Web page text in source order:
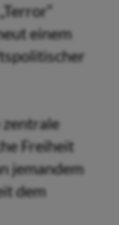
einem
zentrale
Freiheit
jemandem
dem